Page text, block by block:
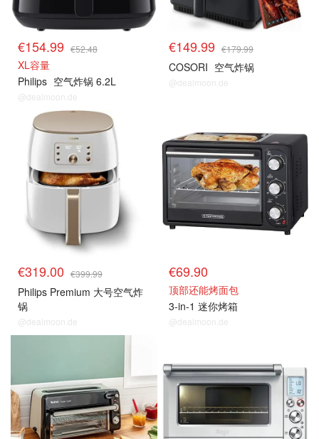
€154.99 €52.48
XL容量
Philips 空气炸锅 6.2L
@dealmoon.de
€149.99 €179.99
COSORI 空气炸锅
@dealmoon.de
空气炸锅
€319.00 €399.99
Philips Premium 大号空气炸
锅
@dealmoon.de
€69.90
顶部还能烤面包
3-in-1 迷你烤箱
@dealmoon.de